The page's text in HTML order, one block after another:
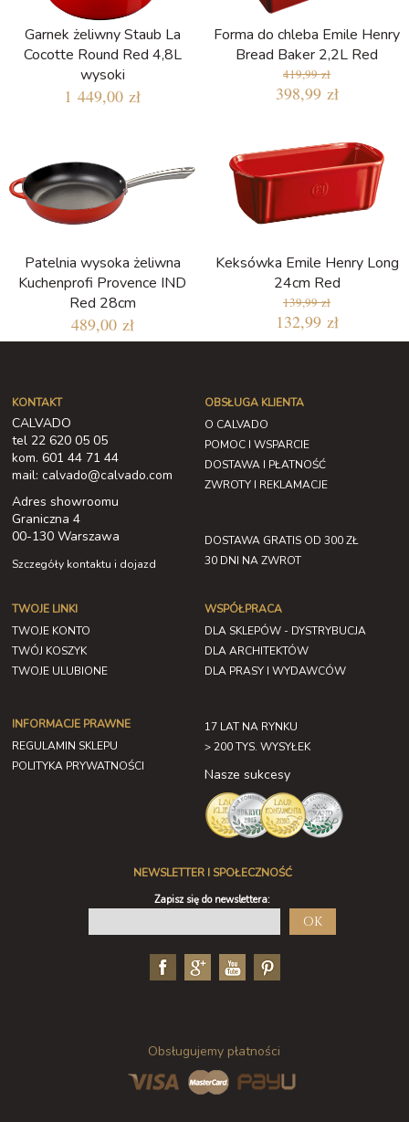
Garnek żeliwny Staub La
Cocotte Round Red 4,8L
wysoki
1 449,00 zł
Forma do chleba Emile Henry
Bread Baker 2,2L Red
419,99 zł
398,99 zł
Patelnia wysoka żeliwna
Kuchenprofi Provence IND
Red 28cm
489,00 zł
Keksówka Emile Henry Long
24cm Red
139,99 zł
132,99 zł
KONTAKT
CALVADO
tel 22 620 05 05
kom. 601 44 71 44
mail: calvado@calvado.com
Adres showroomu
Graniczna 4
00-130 Warszawa
Szczegóły kontaktu i dojazd
OBSŁUGA KLIENTA
O CALVADO
POMOC I WSPARCIE
DOSTAWA I PŁATNOŚĆ
ZWROTY I REKLAMACJE
DOSTAWA GRATIS OD 300 ZŁ
30 DNI NA ZWROT
TWOJE LINKI
TWOJE KONTO
TWÓJ KOSZYK
TWOJE ULUBIONE
INFORMACJE PRAWNE
REGULAMIN SKLEPU
POLITYKA PRYWATNOŚCI
WSPÓŁPRACA
DLA SKLEPÓW - DYSTRYBUCJA
DLA ARCHITEKTÓW
DLA PRASY I WYDAWCÓW
17 LAT NA RYNKU
> 200 TYS. WYSYŁEK
Nasze sukcesy
NEWSLETTER I SPOŁECZNOŚĆ
Zapisz się do newslettera:
OK
Obsługujemy płatności